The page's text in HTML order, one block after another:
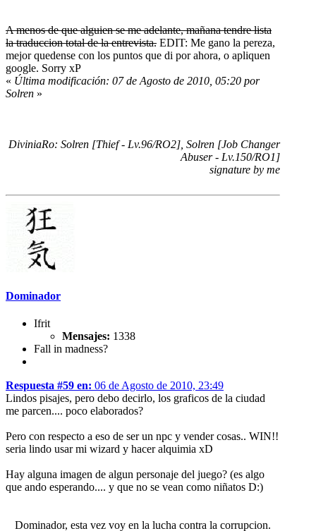
A menos de que alguien se me adelante, mañana tendre lista
la traduccion total de la entrevista. EDIT: Me gano la pereza,
mejor quedense con los puntos que di por ahora, o apliquen
google. Sorry xP
« Última modificación: 07 de Agosto de 2010, 05:20 por
Solren »
DiviniaRo: Solren [Thief - Lv.96/RO2], Solren [Job Changer
Abuser - Lv.150/RO1]
signature by me
Dominador
Ifrit
Mensajes: 1338
Fall in madness?
Respuesta #59 en: 06 de Agosto de 2010, 23:49
Lindos pisajes, pero debo decirlo, los graficos de la ciudad
me parcen.... poco elaborados?
Pero con respecto a eso de ser un npc y vender cosas.. WIN!!
seria lindo usar mi wizard y hacer alquimia xD
Hay alguna imagen de algun personaje del juego? (es algo
que ando esperando.... y que no se vean como niñatos D:)
Dominador, esta vez voy en la lucha contra la corrupcion.